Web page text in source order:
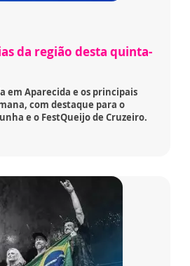
da região desta quinta-
em Aparecida e os principais
com destaque para o
e o FestQueijo de Cruzeiro.